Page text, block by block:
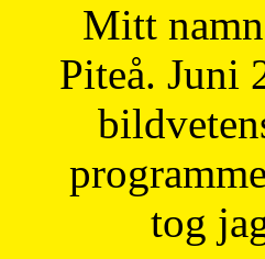
Mitt
Piteå. Juni
tog